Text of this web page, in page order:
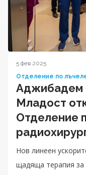
5 фев 2025
Отделение по
Аджибадем
Младост
Отделение
Нов линеен
щадяща терапия за